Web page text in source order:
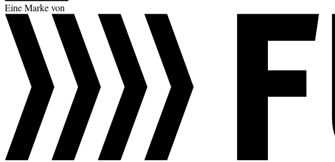
Zum
Inhalt
springen
Eine Marke von